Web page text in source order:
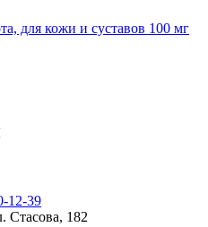
для кожи и суставов 100 мг
12-39
Стасова, 182